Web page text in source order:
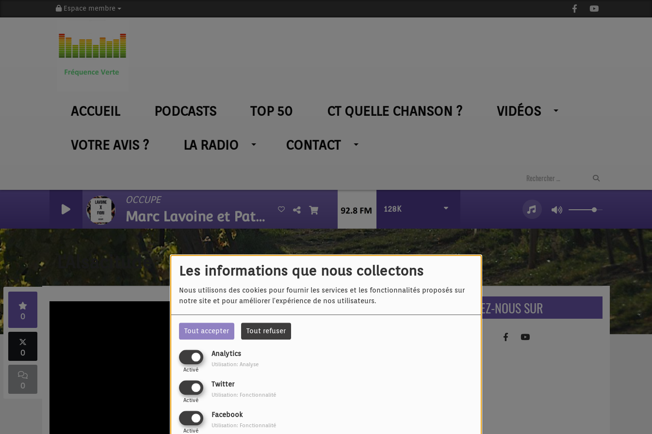
Les informations que nous collectons
Nous utilisons des cookies pour fournir les services et les fonctionnalités proposés sur
notre site et pour améliorer l'expérience de nos utilisateurs.
Tout accepter Tout refuser
Analytics
Activé
Utilisation: Analyse
Twitter
Activé
Utilisation: Fonctionnalité
Facebook
Activé
Utilisation: Fonctionnalité
Espace membre
ACCUEIL PODCASTS TOP 50 CT QUELLE CHANSON ? VIDÉOS
VOTRE AVIS ? LA RADIO CONTACT
OCCUPE
Marc Lavoine et Patrick Fiori 128K
L'Alsacitude
0
0
0
RETROUVEZ-NOUS SUR